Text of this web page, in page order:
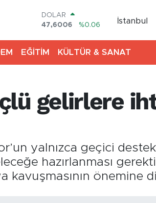
DOLAR
47,6006
%0.06
STERLİN
64,2398
%0.2
BİST100
13.799
%70
BITCOIN
İstanbul
EĞİTİM KÜLTÜR & SANAT
gelirlere
yalnızca geçici
hazırlanması
önemine